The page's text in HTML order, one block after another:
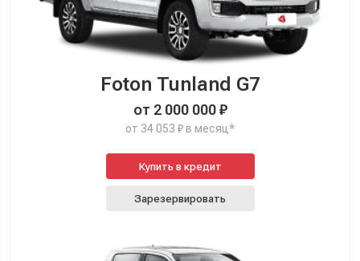
Foton Tunland G7
от 2 000 000 ₽
от 34 053 ₽ в месяц*
Купить в кредит
Зарезервировать